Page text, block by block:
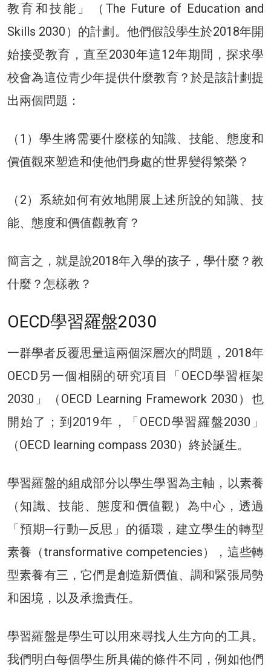
教育和技能」（The Future of Education and
Skills 2030）的計劃。他們假設學生於2018年開
始接受教育，直至2030年這12年期間，探求學
校會為這位青少年提供什麼教育？於是該計劃提
出兩個問題：
（1）學生將需要什麼樣的知識、技能、態度和
價值觀來塑造和使他們身處的世界變得繁榮？
（2）系統如何有效地開展上述所說的知識、技
能、態度和價值觀教育？
簡言之，就是說2018年入學的孩子，學什麼？教
什麼？怎樣教？
OECD學習羅盤2030
一群學者反覆思量這兩個深層次的問題，2018年
OECD另一個相關的研究項目「OECD學習框架
2030」（OECD Learning Framework 2030）也
開始了；到2019年，「OECD學習羅盤2030」
（OECD learning compass 2030）終於誕生。
學習羅盤的組成部分以學生學習為主軸，以素養
（知識、技能、態度和價值觀）為中心，透過
「預期─行動─反思」的循環，建立學生的轉型
素養（transformative competencies），這些轉
型素養有三，它們是創造新價值、調和緊張局勢
和困境，以及承擔責任。
學習羅盤是學生可以用來尋找人生方向的工具。
我們明白每個學生所具備的條件不同，例如他們